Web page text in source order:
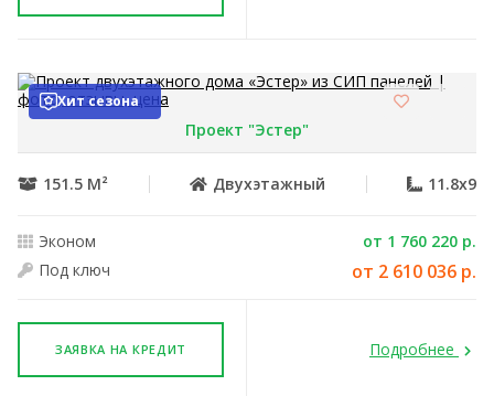
Хит сезона
Проект "Эстер"
151.5 М² Двухэтажный 11.8x9
Эконом
от 1 760 220 р.
Под ключ
от 2 610 036 р.
ЗАЯВКА НА КРЕДИТ Подробнее